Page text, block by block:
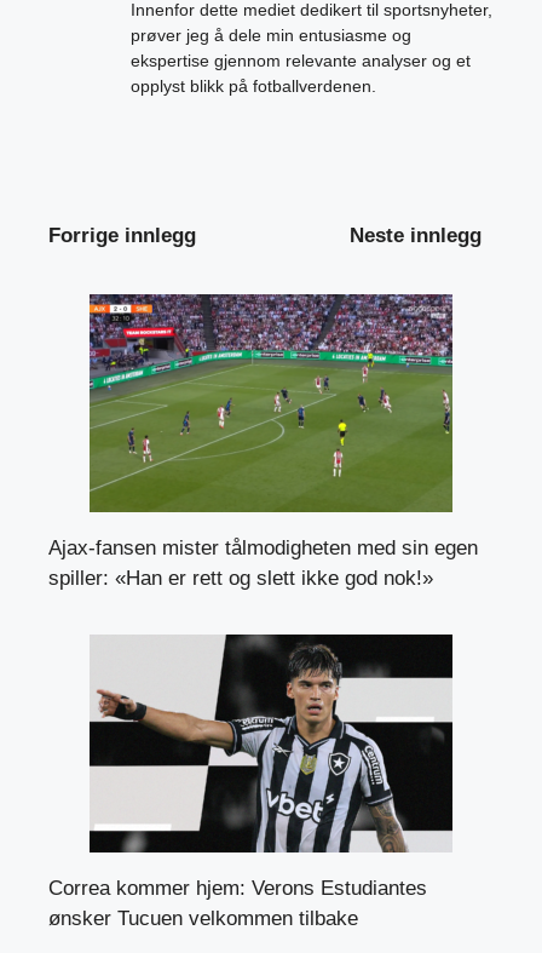
Innenfor dette mediet dedikert til sportsnyheter,
prøver jeg å dele min entusiasme og
ekspertise gjennom relevante analyser og et
opplyst blikk på fotballverdenen.
Forrige innlegg Neste innlegg
Ajax-fansen mister tålmodigheten med sin egen
spiller: «Han er rett og slett ikke god nok!»
Correa kommer hjem: Verons Estudiantes
ønsker Tucuen velkommen tilbake